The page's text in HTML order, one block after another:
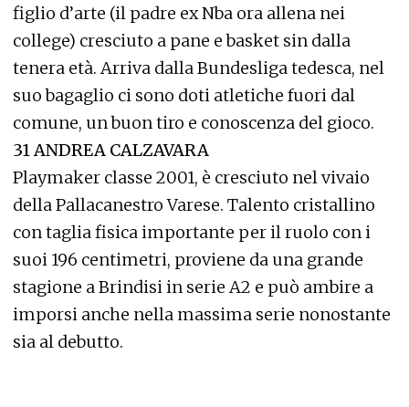
figlio d’arte (il padre ex Nba ora allena nei
college) cresciuto a pane e basket sin dalla
tenera età. Arriva dalla Bundesliga tedesca, nel
suo bagaglio ci sono doti atletiche fuori dal
comune, un buon tiro e conoscenza del gioco.
31 ANDREA CALZAVARA
Playmaker classe 2001, è cresciuto nel vivaio
della Pallacanestro Varese. Talento cristallino
con taglia fisica importante per il ruolo con i
suoi 196 centimetri, proviene da una grande
stagione a Brindisi in serie A2 e può ambire a
imporsi anche nella massima serie nonostante
sia al debutto.